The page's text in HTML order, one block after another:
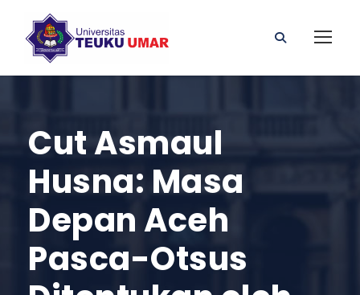
Cut Asmaul
Husna: Masa
Depan Aceh
Pasca-Otsus